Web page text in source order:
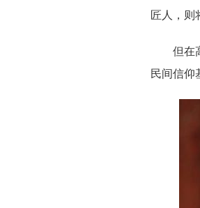
匠人，则
但在高
民间信仰